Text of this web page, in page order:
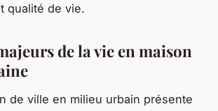
qualité de vie.
de la vie en maison
de ville en milieu urbain présente